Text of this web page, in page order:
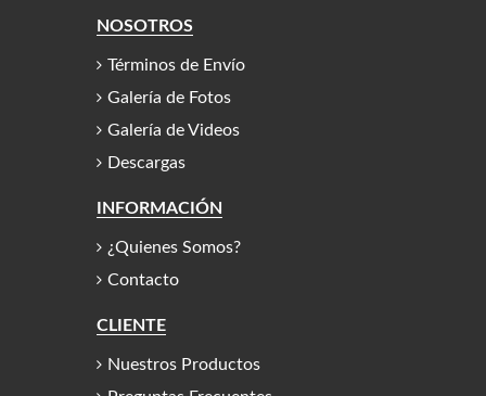
NOSOTROS
Términos de Envío
Galería de Fotos
Galería de Videos
Descargas
INFORMACIÓN
¿Quienes Somos?
Contacto
CLIENTE
Nuestros Productos